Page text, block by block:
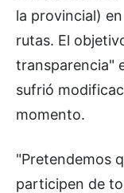
la provincial)
rutas. El
transparencia"
sufrió
momento.
"Pretendemos
participen de